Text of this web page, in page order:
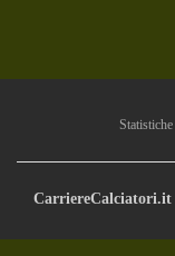
Statistiche
CarriereCalciatori.it